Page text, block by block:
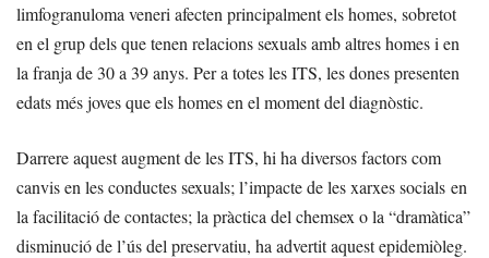
limfogranuloma veneri afecten principalment els homes, sobretot
en el grup dels que tenen relacions sexuals amb altres homes i en
la franja de 30 a 39 anys. Per a totes les ITS, les dones presenten
edats més joves que els homes en el moment del diagnòstic.
Darrere aquest augment de les ITS, hi ha diversos factors com
canvis en les conductes sexuals; l’impacte de les xarxes socials en
la facilitació de contactes; la pràctica del chemsex o la “dramàtica”
disminució de l’ús del preservatiu, ha advertit aquest epidemiòleg.